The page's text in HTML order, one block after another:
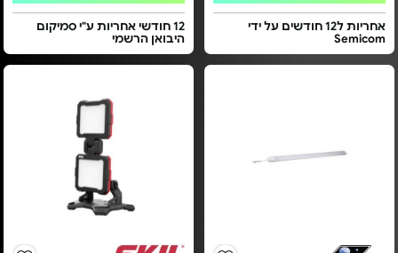
אחריות ל12 חודשים על ידי
Semicom
12 חודשי אחריות ע"י סמיקום
היבואן הרשמי